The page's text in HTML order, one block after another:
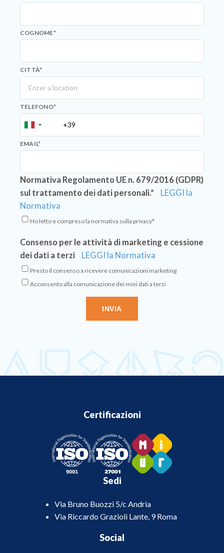
COGNOME*
CITTÀ*
TELEFONO*
EMAIL*
Normativa Regolamento UE n. 679/2016 (GDPR)
sul trattamento dei dati personali.*
LEGGI la
Normativa
Ho letto e compreso la normativa sulla privacy*
Consenso per le attività di marketing e cessione
dei dati a terzi
LEGGI la Normativa
Presto il consenso a ricevere comunicazioni marketing
Acconsento alla comunicazione dei miei dati a terzi
Certificazioni
Sedi
Via Bruno Buozzi 5/c Andria
Via Riccardo Grazioli Lante, 9 Roma
Social